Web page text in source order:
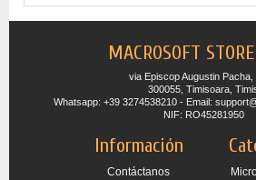
MACROSOFT
via Episcop Augustin Pacha,
300055, Timisoara,
Whatsapp: +39 3274538210 - Email:
NIF: RO45281950
Información
Contáctanos